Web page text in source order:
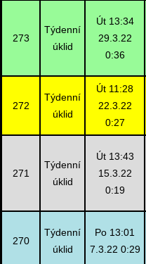
273
Týdenní
úklid
Út 13:34
29.3.22
0:36
272
Týdenní
úklid
Út 11:28
22.3.22
0:27
271
Týdenní
úklid
Út 13:43
15.3.22
0:19
270
Týdenní
úklid
Po 13:01
7.3.22 0:29